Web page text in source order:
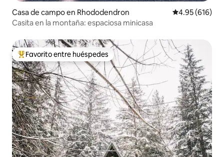
Casa de campo en Rhododendron Calificación
4.95 (616)
Casita en la montaña: espaciosa minicasa
Favorito entre huéspedes preferido
Favorito entre huéspedes